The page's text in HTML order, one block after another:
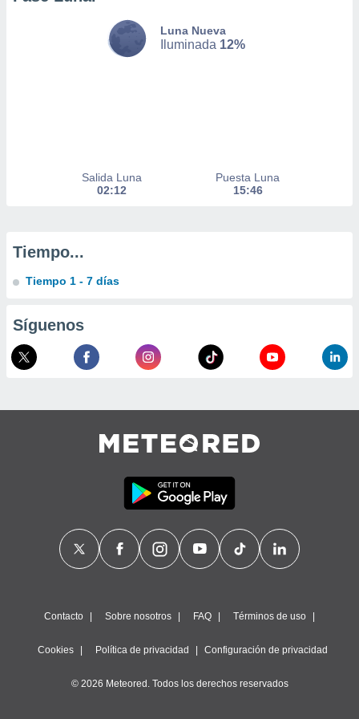
de
de
Luna Nueva
Iluminada 12%
Salida Luna
02:12
Puesta Luna
15:46
Tiempo...
Tiempo 1 - 7 días
Síguenos
Contacto Sobre nosotros FAQ Términos de uso
Cookies Política de privacidad Configuración de privacidad
© 2026 Meteored. Todos los derechos reservados